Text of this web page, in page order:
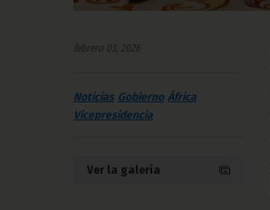
febrero 03, 2026
Noticias Gobierno África
Vicepresidencia
Ver la galería